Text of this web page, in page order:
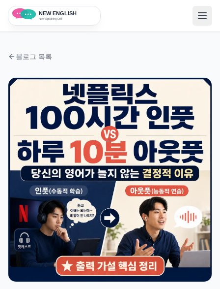
블로그 목록